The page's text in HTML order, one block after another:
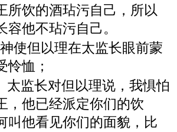
所饮的酒玷污自己，所以
容他不玷污自己。
使但以理在太监长眼前蒙
怜恤；
太监长对但以理说，我惧怕
，他已经派定你们的饮
叫他看见你们的面貌，比